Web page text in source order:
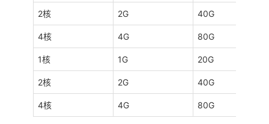
2核 2G 40G
4核 4G 80G
1核 1G 20G
2核 2G 40G
4核 4G 80G